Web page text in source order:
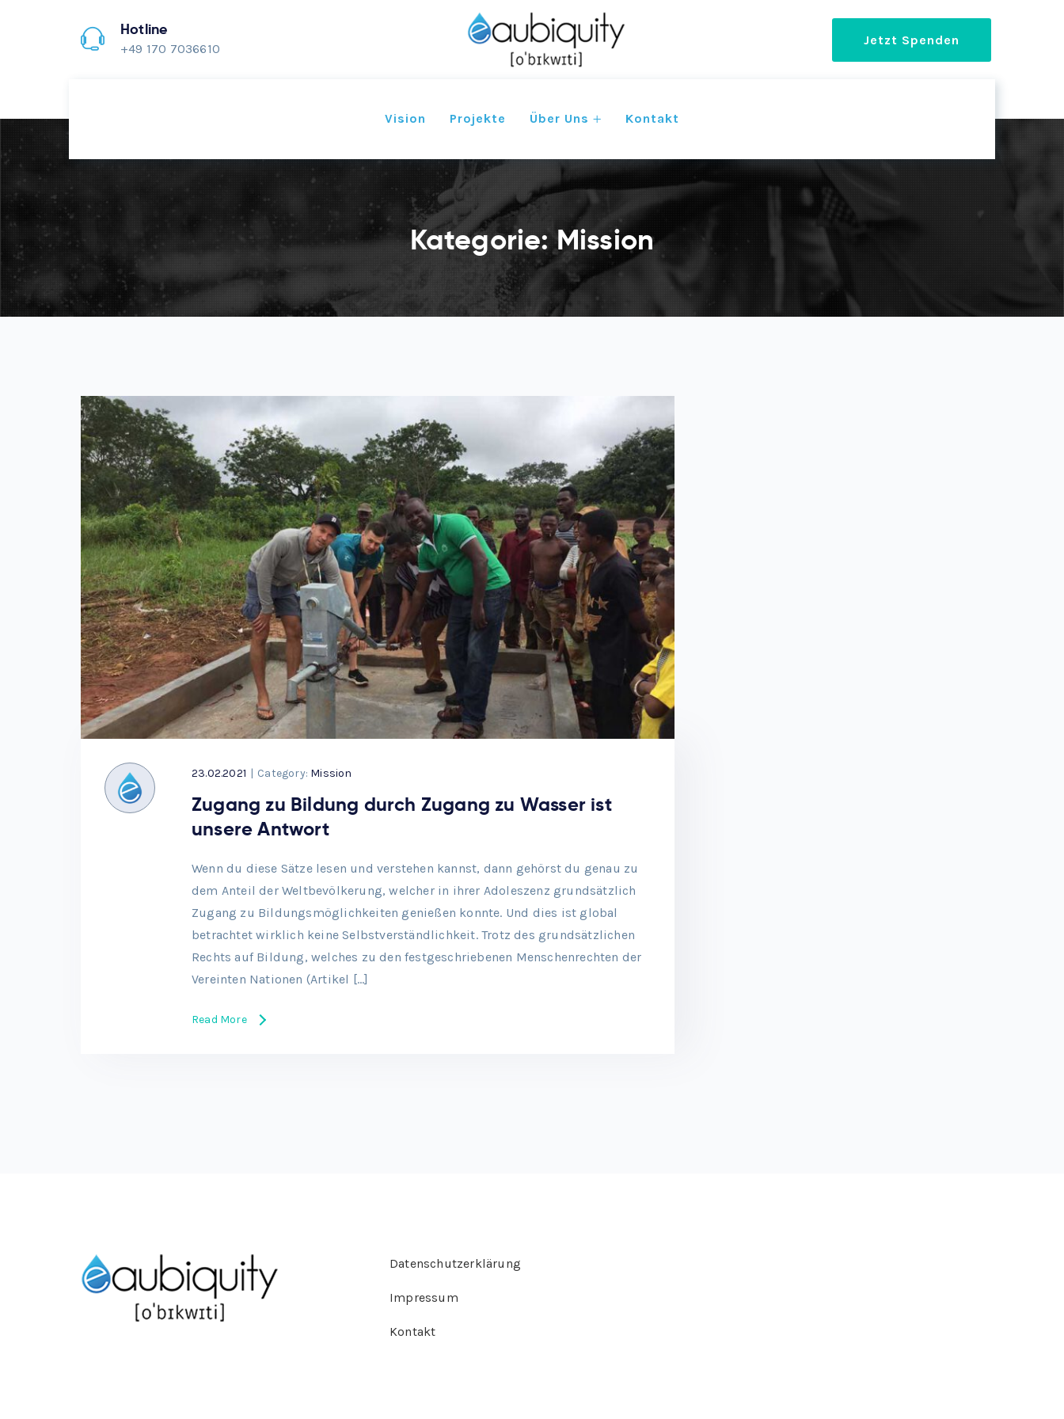
Hotline
+49 170 7036610
Jetzt Spenden
Vision Projekte Über Uns Kontakt
Kategorie:Mission
23.02.2021 | Category: Mission
Zugang zu Bildung durch Zugang zu Wasser ist
unsere Antwort
Wenn du diese Sätze lesen und verstehen kannst, dann gehörst du genau zu
dem Anteil der Weltbevölkerung, welcher in ihrer Adoleszenz grundsätzlich
Zugang zu Bildungsmöglichkeiten genießen konnte. Und dies ist global
betrachtet wirklich keine Selbstverständlichkeit. Trotz des grundsätzlichen
Rechts auf Bildung, welches zu den festgeschriebenen Menschenrechten der
Vereinten Nationen (Artikel […]
Read More
Datenschutzerklärung
Impressum
Kontakt